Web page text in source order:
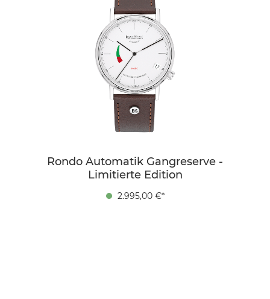
Rondo Automatik Gangreserve -
Limitierte Edition
2.995,00 €*